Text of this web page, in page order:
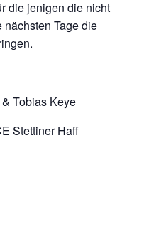
die jenigen die nicht
Tage die
Tobias Keye
Stettiner Haff